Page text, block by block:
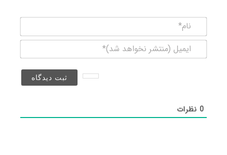
(منتشر
0نظرات